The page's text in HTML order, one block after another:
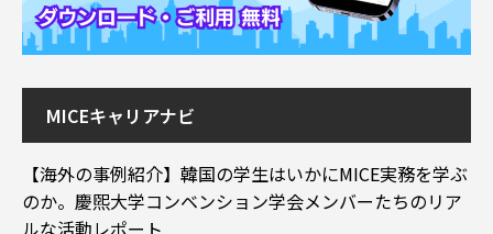
MICEキャリアナビ
【海外の事例紹介】韓国の学生はいかにMICE実務を学ぶ
のか。慶煕大学コンベンション学会メンバーたちのリア
ルな活動レポート